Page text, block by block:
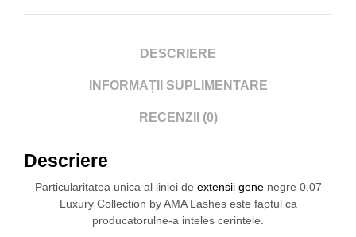
DESCRIERE
INFORMAȚII SUPLIMENTARE
RECENZII (0)
Descriere
Particularitatea unica al liniei de extensii genenegre 0.07
Luxury Collection by AMA Lashes este faptul ca
producatorulne-a inteles cerintele.